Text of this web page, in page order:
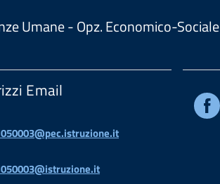
Umane - Opz. Economico-Sociale
Email